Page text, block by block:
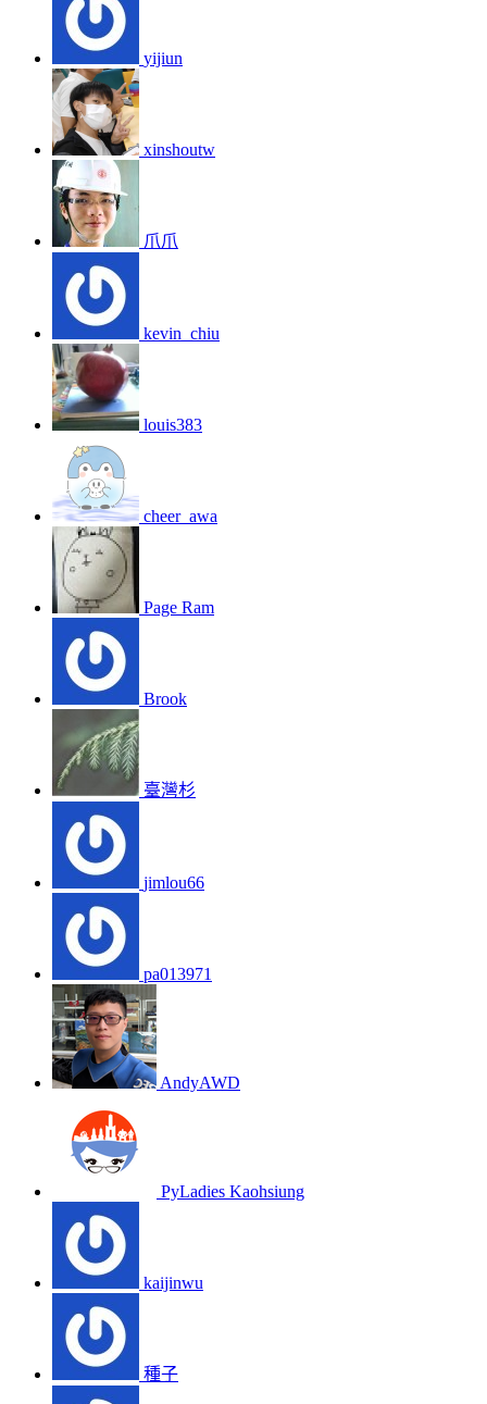
yijiun
xinshoutw
爪爪
kevin_chiu
louis383
cheer_awa
Page Ram
Brook
臺灣杉
jimlou66
pa013971
AndyAWD
PyLadies Kaohsiung
kaijinwu
種子